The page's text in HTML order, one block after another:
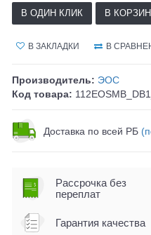
В ОДИН КЛИК В
В ЗАКЛАДКИ В
Производитель: ЭОС
Код товара:
Доставка по всей РБ
Рассрочка без
переплат
Гарантия качества